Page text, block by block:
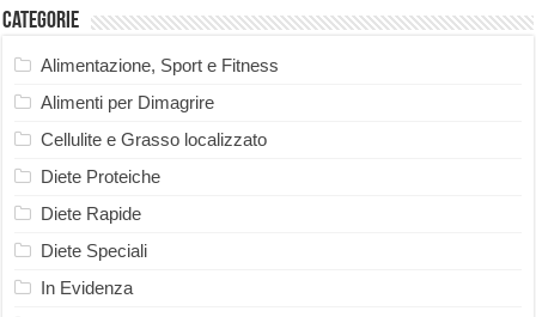
Categorie
Alimentazione, Sport e Fitness
Alimenti per Dimagrire
Cellulite e Grasso localizzato
Diete Proteiche
Diete Rapide
Diete Speciali
In Evidenza